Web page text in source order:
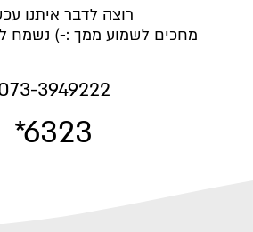
רוצה לדבר איתנו
מחכים לשמוע ממך :-) נשמח
3949222
*6323